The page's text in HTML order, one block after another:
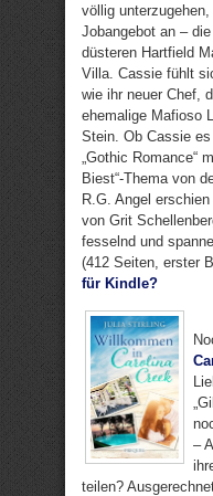
völlig
Jobangebot an –
düsteren Hartfield
Villa. Cassie fühlt
wie ihr neuer Chef,
ehemalige Mafioso
Stein. Ob Cassie
„Gothic Romance“
Biest“-Thema von
R.G. Angel
von Grit
fesselnd und
(412 Seiten, erster
für Kindle?
–
teilen?